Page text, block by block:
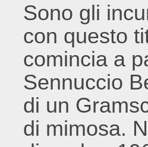
Sono gli
con questo
comincia a
Sennuccio
di un
di mimosa.